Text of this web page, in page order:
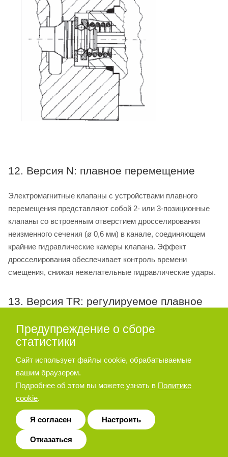
12. Версия N: плавное перемещение
Электромагнитные клапаны с устройствами плавного
перемещения представляют собой 2- или 3-позиционные
клапаны со встроенным отверстием дросселирования
неизменного сечения (ø 0,6 мм) в канале, соединяющем
крайние гидравлические камеры клапана. Эффект
дросселирования обеспечивает контроль времени
смещения, снижая нежелательные гидравлические удары.
13. Версия TR: регулируемое плавное
В клапанах версии TR отверстие неизменного сечения
спечивающим точную и надежную настройку времени
перемещения золотника. Для увеличения диаметра
дросселирования (и, следовательно, времени
перемещения), поверните по часовой стрелке
регулировочный винт (шпонка CH 3 мм), сначала ослабив
зажимную гайку (шпонка CH 10 мм).
Предупреждение о сборе
статистики
Сайт использует файлы cookie, обрабатываемые
вашим браузером.
Подробнее об этом вы можете узнать в Политике
cookie.
Я согласен Настроить
Отказаться